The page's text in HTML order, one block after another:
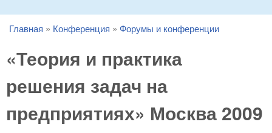
You are here
Главная » Конференция » Форумы и конференции
«Теория и практика
решения задач на
предприятиях» Москва 2009